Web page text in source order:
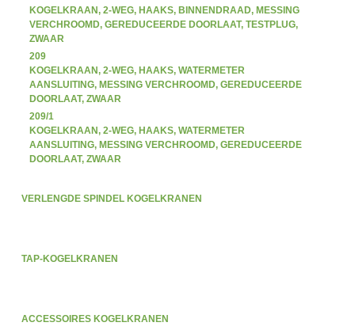
KOGELKRAAN, 2-WEG, HAAKS, BINNENDRAAD, MESSING
VERCHROOMD, GEREDUCEERDE DOORLAAT, TESTPLUG,
ZWAAR
209
KOGELKRAAN, 2-WEG, HAAKS, WATERMETER
AANSLUITING, MESSING VERCHROOMD, GEREDUCEERDE
DOORLAAT, ZWAAR
209/1
KOGELKRAAN, 2-WEG, HAAKS, WATERMETER
AANSLUITING, MESSING VERCHROOMD, GEREDUCEERDE
DOORLAAT, ZWAAR
VERLENGDE SPINDEL KOGELKRANEN
TAP-KOGELKRANEN
ACCESSOIRES KOGELKRANEN